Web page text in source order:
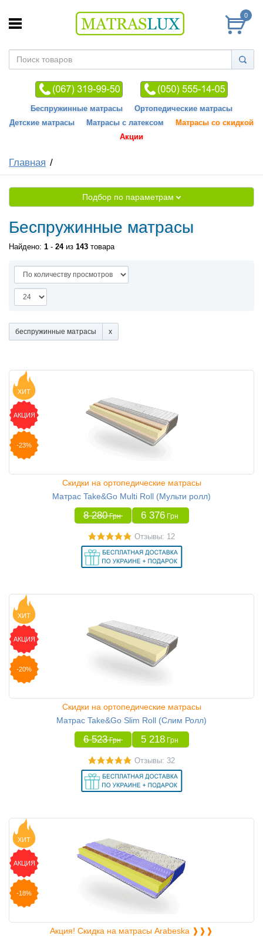
0
Беспружинные матрасы
Ортопедические матрасы
Детские матрасы
Матрасы с латексом
Матрасы со скидкой
Акции
Главная
Подбор по параметрам
Беспружинные матрасы
Найдено: 1 - 24из 143 товара
беспружинные матрасы
ХИТ
АКЦИЯ
-23%
Скидки на ортопедические матрасы
Матрас Take&Go Multi Roll (Мульти ролл)
8 280 Грн 6 376 Грн
Отзывы: 12
ХИТ
АКЦИЯ
-20%
Скидки на ортопедические матрасы
Матрас Take&Go Slim Roll (Слим Ролл)
6 523 Грн 5 218 Грн
Отзывы: 32
ХИТ
АКЦИЯ
-18%
Акция! Скидка на матрасы Arabeska ❱❱❱